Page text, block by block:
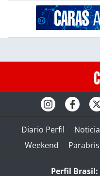
Diario Perfil
Weekend
Perfil Brasil: